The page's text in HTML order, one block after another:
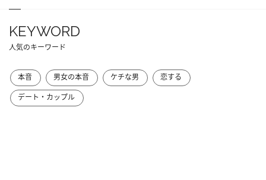
KEYWORD
人気のキーワード
本音 男女の本音 ケチな男
恋する
デート・カップル